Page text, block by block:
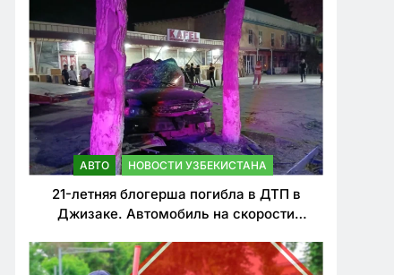
нарушителей ПДД
АВТО НОВОСТИ УЗБЕКИСТАНА
21-летняя блогерша погибла в ДТП в
Джизаке. Автомобиль на скорости